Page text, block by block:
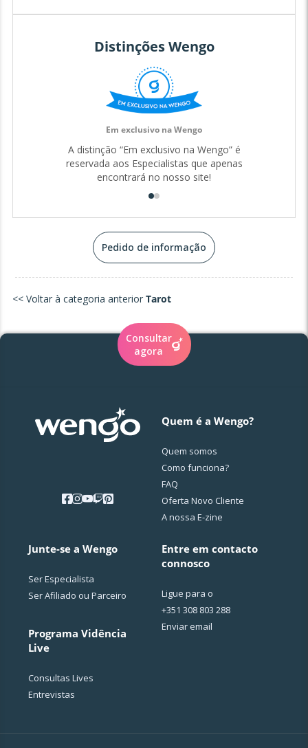
Decidi aprofundar os meus conhecimentos e estudei
Tarot para completar a minha Mediunidade. Durante este
período, percebi que a minha verdadeira vocação era
ajudar as pessoas a encontrarem respostas e a sentirem-
se mais conectadas consigo mesmas e com o universo.
Trabalhei em várias áreas relacionadas com a escrita e a
comunicação, mas sentia que faltava algo. Foi então que
me dediquei ao mundo espiritual, unindo a minha paixão
ajudar os outros. Hoje, sinto-me grata por poder usar os
meus dons para orientar quem me procura, seja em
momentos de dúvida, de dor ou de busca por clareza.
Distinções Wengo
Em exclusivo na Wengo
A distinção “Em exclusivo na Wengo” é
reservada aos Especialistas que apenas
encontrará no nosso site!
Pedido de informação
<< Voltar à categoria anterior Tarot
Consultar
agora
Quem é a Wengo?
Quem somos
Como funciona?
FAQ
Oferta Novo Cliente
A nossa E-zine
Junte-se a Wengo
Ser Especialista
Ser Afiliado ou Parceiro
Programa Vidência
Live
Consultas Lives
Entrevistas
Entre em contacto
connosco
Ligue para o
+351 308 803 288
Enviar email